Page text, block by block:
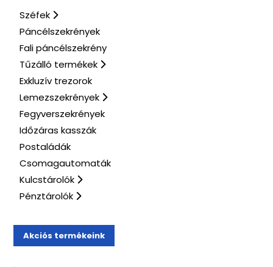
Széfek
Páncélszekrények
Fali páncélszekrény
Tűzálló termékek
Exkluzív trezorok
Lemezszekrények
Fegyverszekrények
Időzáras kasszák
Postaládák
Csomagautomaták
Kulcstárolók
Pénztárolók
Akciós termékeink